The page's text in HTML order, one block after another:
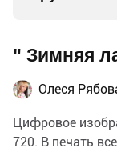
" Зимняя
Олеся
Цифровое
720. В печать